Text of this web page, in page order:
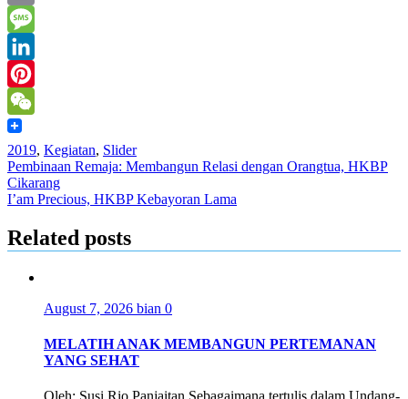
Mail
Print
Message
LinkedIn
Pinterest
WeChat
2019, Kegiatan, Slider
Post
navigation
Pembinaan Remaja: Membangun Relasi dengan Orangtua, HKBP
Cikarang
I’am Precious, HKBP Kebayoran Lama
Related posts
August 7, 2026 bian 0
MELATIH ANAK MEMBANGUN PERTEMANAN
YANG SEHAT